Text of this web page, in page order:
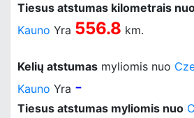
Tiesus atstumas kilometrais
Kauno Yra 556.8 km.
Kelių atstumas myliomis nuo
Kauno Yra -
Tiesus atstumas myliomis nuo